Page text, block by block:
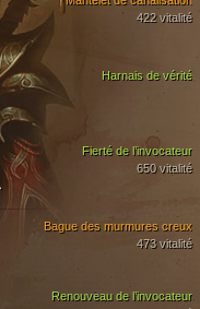
Harnais de vérité
Fierté de l’invocateur
650 vitalité
422 vitalité
Renouveau de l’invocateur
Bague des murmures creux
473 vitalité